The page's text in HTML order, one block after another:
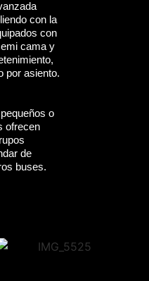
con la
con
cama y
por asiento.
o
ofrecen
de
buses.